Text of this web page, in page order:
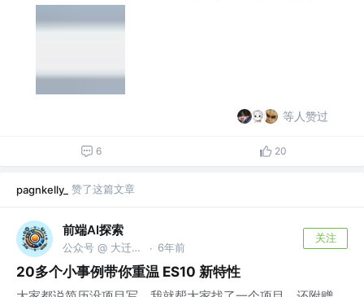
等人赞过
6 20
pagnkelly_ 赞了这篇文章
前端AI探索
公众号 @ 大迁世界 · 6年前
关注
20多个小事例带你重温 ES10 新特性